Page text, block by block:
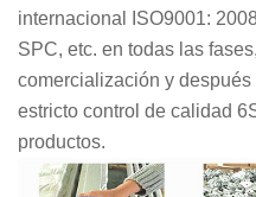
internacional ISO9001:
SPC, etc. en todas las
comercialización y
estricto control de calidad
productos.